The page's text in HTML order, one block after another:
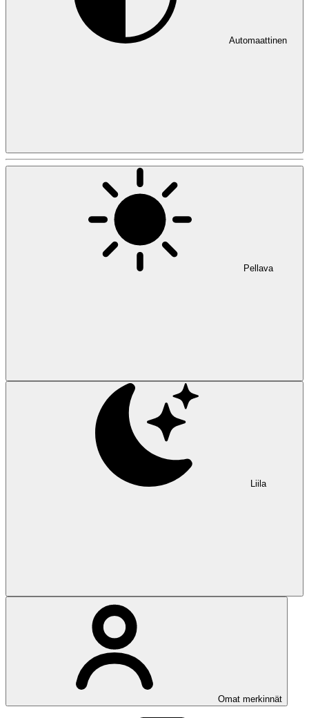
Automaattinen
Pellava
Liila
Omat merkinnät